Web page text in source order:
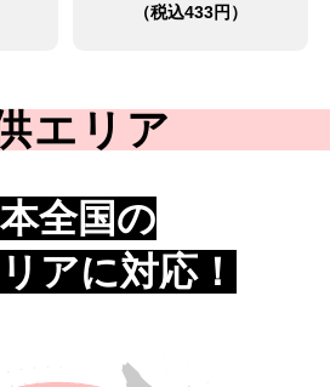
（税込433円）
エリア
全国の
アに対応！